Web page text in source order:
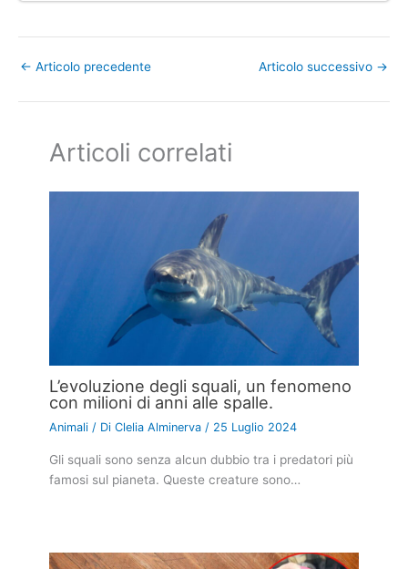
← Articolo precedente Articolo successivo →
Articoli correlati
L’evoluzione degli squali, un fenomeno
con milioni di anni alle spalle.
Animali / DiClelia Alminerva/ 25 Luglio 2024
Gli squali sono senza alcun dubbio tra i predatori più
famosi sul pianeta. Queste creature sono…